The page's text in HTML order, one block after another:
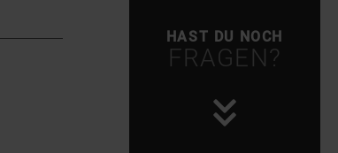
HAST DU NOCH
FRAGEN?